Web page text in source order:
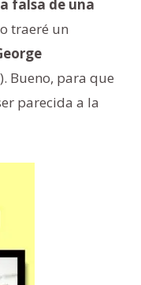
falsa de una
traeré un
Bueno, para que
parecida a la